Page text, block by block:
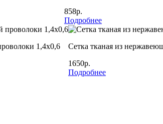
858р.
Подробнее
1,4х0,6
Сетка тканая из
1650р.
Подробнее